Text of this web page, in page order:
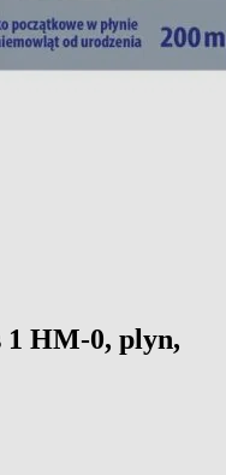
HM-0, plyn,